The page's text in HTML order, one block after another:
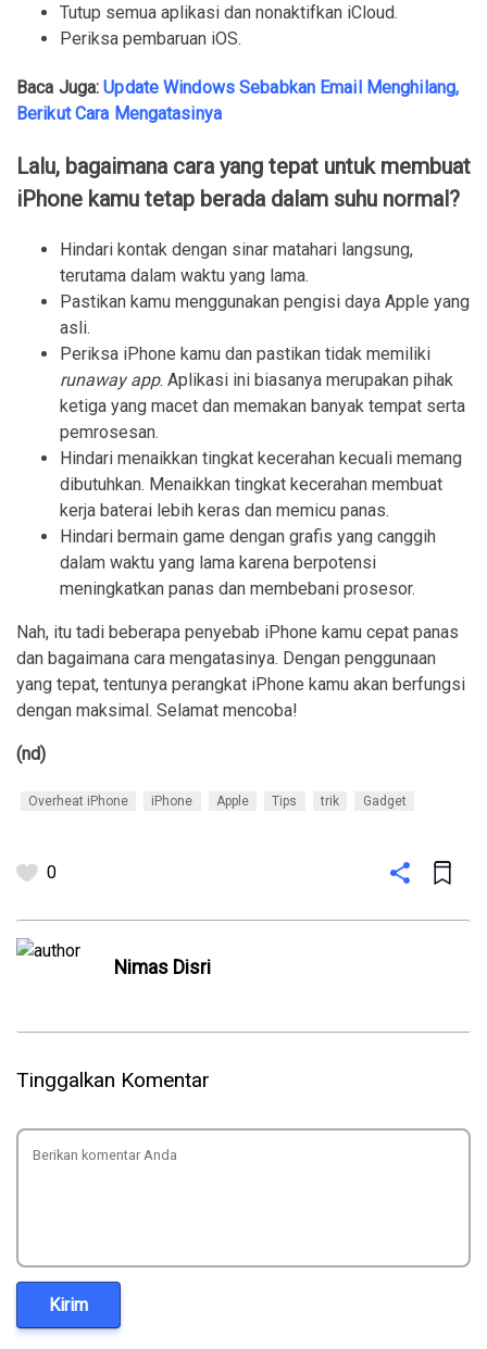
Tutup semua aplikasi dan nonaktifkan iCloud.
Periksa pembaruan iOS.
Baca Juga:Update Windows Sebabkan Email Menghilang,
Berikut Cara Mengatasinya
Lalu, bagaimana cara yang tepat untuk membuat
iPhone kamu tetap berada dalam suhu normal?
Hindari kontak dengan sinar matahari langsung,
terutama dalam waktu yang lama.
Pastikan kamu menggunakan pengisi daya Apple yang
asli.
Periksa iPhone kamu dan pastikan tidak memiliki
runaway app. Aplikasi ini biasanya merupakan pihak
ketiga yang macet dan memakan banyak tempat serta
pemrosesan.
Hindari menaikkan tingkat kecerahan kecuali memang
dibutuhkan. Menaikkan tingkat kecerahan membuat
kerja baterai lebih keras dan memicu panas.
Hindari bermain game dengan grafis yang canggih
dalam waktu yang lama karena berpotensi
meningkatkan panas dan membebani prosesor.
Nah, itu tadi beberapa penyebab iPhone kamu cepat panas
dan bagaimana cara mengatasinya. Dengan penggunaan
yang tepat, tentunya perangkat iPhone kamu akan berfungsi
dengan maksimal. Selamat mencoba!
(nd)
Overheat iPhone iPhone Apple Tips trik Gadget
0
Nimas Disri
Tinggalkan Komentar
Kirim